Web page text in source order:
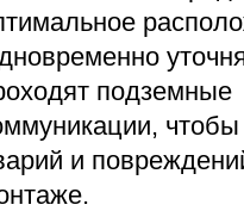
комплект закрывающих
документов: договор, счёт, акт
выполненных работ, счёт-
фактура.
Оплата производится только
после согласования всех
условий и подтверждения
работ.
Возможность оплаты по факту
выполненных работ